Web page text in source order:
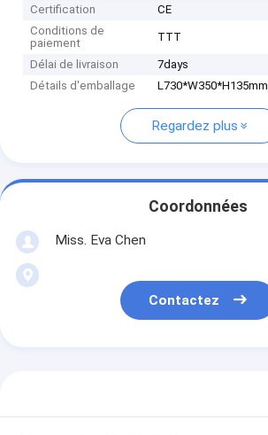
Certification
CE
Conditions de
paiement
TTT
Délai de livraison
7days
Détails d'emballage
L730*W350*H135mm
Regardez plus
Coordonnées
Miss. Eva Chen
Contactez